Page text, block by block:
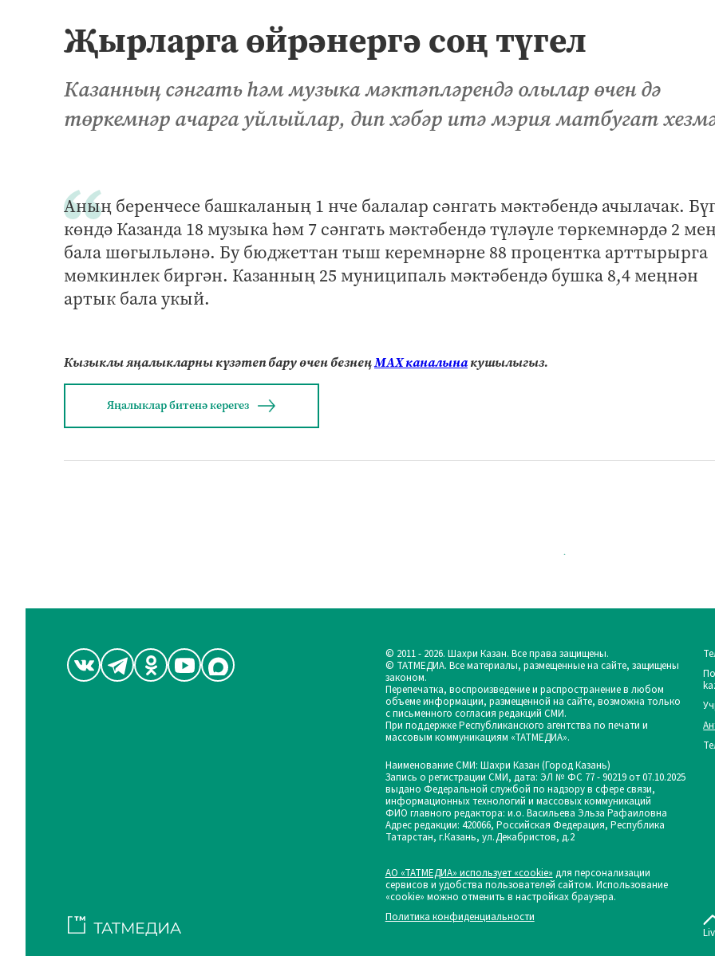
Җырларга өйрәнергә соң түгел
Казанның сәнгать һәм музыка мәктәпләрендә олылар өчен дә
төркемнәр ачарга уйлыйлар, дип хәбәр итә мэрия матбугат
Аның беренчесе башкаланың 1 нче балалар сәнгать мәктәбендә ачылачак.
көндә Казанда 18 музыка һәм 7 сәнгать мәктәбендә түләүле төркемнәрдә 2
бала шөгыльләнә. Бу бюджеттан тыш керемнәрне 88 процентка арттырырга
мөмкинлек биргән. Казанның 25 муниципаль мәктәбендә бушка 8,4 меңнән
артык бала укый.
Кызыклы яңалыкларны күзәтеп бару өчен безнеңМАХ каналынакушылыгыз.
Яңалыклар битенә керегез
© 2011 - 2026. Шахри Казан. Все права защищены.
© ТАТМЕДИА. Все материалы, размещенные на сайте, защищены
законом.
Перепечатка, воспроизведение и распространение в любом
объеме информации, размещенной на сайте, возможна только
с письменного согласия редакций СМИ.
При поддержке Республиканского агентства по печати и
массовым коммуникациям «ТАТМЕДИА».
Наименование СМИ: Шахри Казан (Город Казань)
Запись о регистрации СМИ, дата: ЭЛ № ФС 77 - 90219 от 07.10.2025
выдано Федеральной службой по надзору в сфере связи,
информационных технологий и массовых коммуникаций
ФИО главного редактора: и.о. Васильева Эльза Рафаиловна
Адрес редакции: 420066, Российская Федерация, Республика
Татарстан, г.Казань, ул.Декабристов, д.2
АО «ТАТМЕДИА» использует «cookie» для персонализации
сервисов и удобства пользователей сайтом. Использование
«cookie» можно отменить в настройках браузера.
Политика конфиденциальности